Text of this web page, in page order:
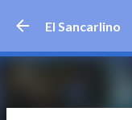
El Sancarlino